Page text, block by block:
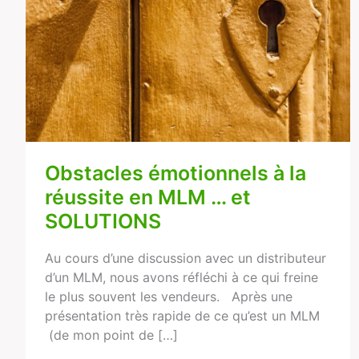
Obstacles émotionnels à la
réussite en MLM … et
SOLUTIONS
Au cours d’une discussion avec un distributeur
d’un MLM, nous avons réfléchi à ce qui freine
le plus souvent les vendeurs. Après une
présentation très rapide de ce qu’est un MLM
(de mon point de […]